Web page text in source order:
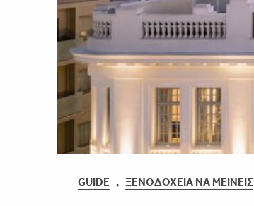
GUIDE , ΞΕΝΟΔΟΧΕΊΑ ΝΑ ΜΕΊΝΕΙΣ